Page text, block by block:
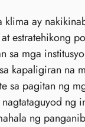
ay
estratehikong
mga
kapaligiran na
pagitan ng
ng